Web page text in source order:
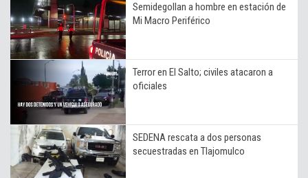
Semidegollan a hombre en estación de
Mi Macro Periférico
Terror en El Salto; civiles atacaron a
oficiales
SEDENA rescata a dos personas
secuestradas en Tlajomulco